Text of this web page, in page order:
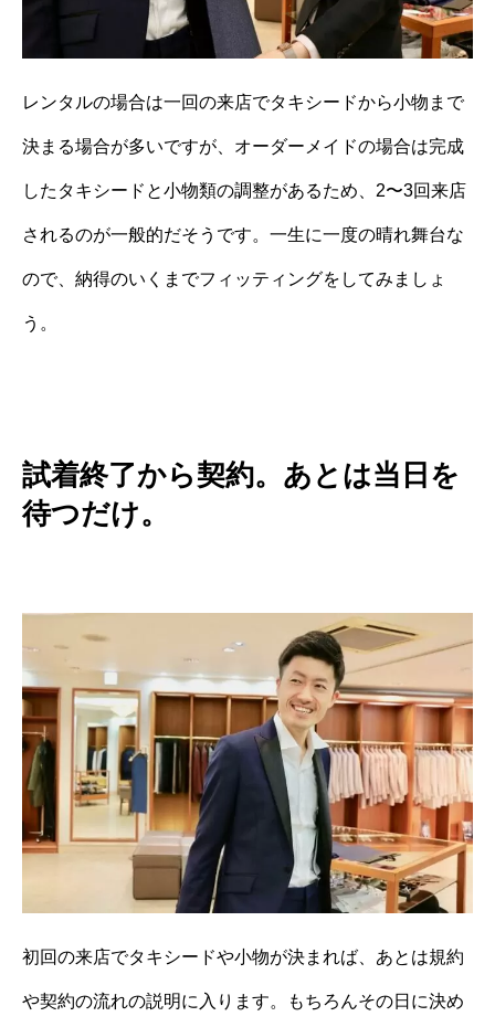
レンタルの場合は一回の来店でタキシードから小物まで
決まる場合が多いですが、オーダーメイドの場合は完成
したタキシードと小物類の調整があるため、2〜3回来店
されるのが一般的だそうです。一生に一度の晴れ舞台な
ので、納得のいくまでフィッティングをしてみましょ
う。
試着終了から契約。あとは当日を
待つだけ。
初回の来店でタキシードや小物が決まれば、あとは規約
や契約の流れの説明に入ります。もちろんその日に決め